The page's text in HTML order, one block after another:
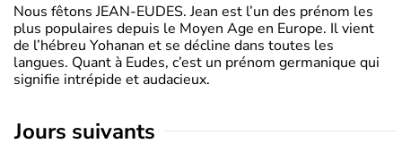
Nous fêtons JEAN-EUDES. Jean est l’un des prénom les
plus populaires depuis le Moyen Age en Europe. Il vient
de l’hébreu Yohanan et se décline dans toutes les
langues. Quant à Eudes, c’est un prénom germanique qui
signifie intrépide et audacieux.
jours suivants